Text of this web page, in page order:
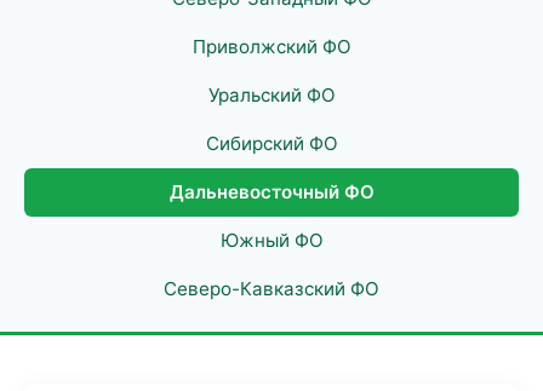
Приволжский ФО
Уральский ФО
Сибирский ФО
Дальневосточный ФО
Южный ФО
Северо-Кавказский ФО